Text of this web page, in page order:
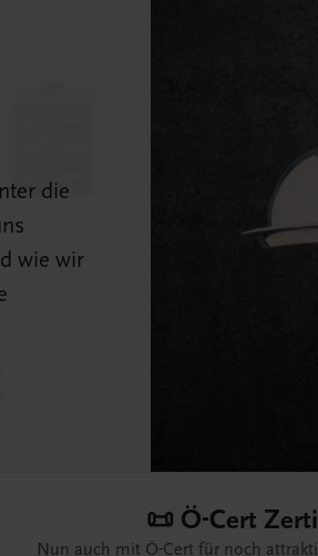
die
wie wir